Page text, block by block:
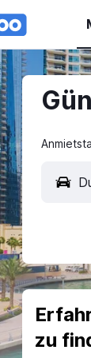
zu